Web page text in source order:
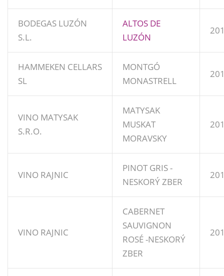
BODEGAS LUZÓN
S.L.
ALTOS DE
LUZÓN
HAMMEKEN CELLARS
SL
MONTGÓ
MONASTRELL
VINO MATYSAK
S.R.O.
MATYSAK
MUSKAT
MORAVSKY
VINO RAJNIC
PINOT GRIS -
NESKORÝ ZBER
VINO RAJNIC
CABERNET
SAUVIGNON
ROSÉ -NESKORÝ
ZBER